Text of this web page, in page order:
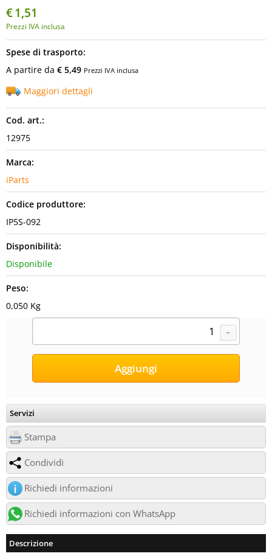
€1,51
Prezzi IVA inclusa
Spese di trasporto:
A partire da € 5,49 Prezzi IVA inclusa
Maggiori dettagli
Cod. art.:
12975
Marca:
iParts
Codice produttore:
IP5S-092
Disponibilità:
Disponibile
Peso:
0,050 Kg
Servizi
Stampa
Condividi
Richiedi informazioni
Richiedi informazioni con WhatsApp
Descrizione